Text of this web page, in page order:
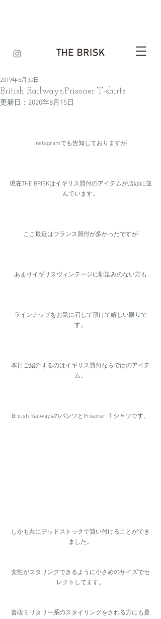
British Railways,Prisoner T-shirts.
2019年5月30日
更新日： 2020年8月15日
instagramでも告知しておりますが
現在THE BRISKはイギリス買付のアイテムが店頭に並
んでいます。
ここ最近はフランス買付が多かったですが
あまりイギリスヴィンテージに馴染みのない方も
ラインナップをお気に召して頂けて嬉しい限りで
す。
本日ご紹介するのはイギリス買付ならではのアイテ
ム。
British RailwaysのパンツとPrisoner Ｔシャツです。
しかも共にデッドストックで買い付けることができ
ました。
女性がスタリングできるように小さめのサイズでセ
レクトしてます。
普段ミリタリー系のスタイリングをされる方にも是